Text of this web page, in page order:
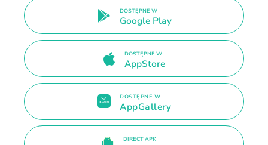
DOSTĘPNE W
Google Play
DOSTĘPNE W
AppStore
DOSTĘPNE W
AppGallery
DIRECT APK